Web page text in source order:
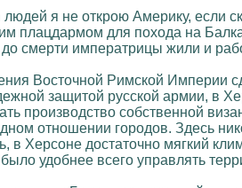
я не открою Америку, если
плацдармом для похода на
смерти императрицы жили и
Восточной Римской Империи
защитой русской армии, в
производство собственной
отношении городов. Здесь
Херсоне достаточно мягкий
удобнее всего управлять